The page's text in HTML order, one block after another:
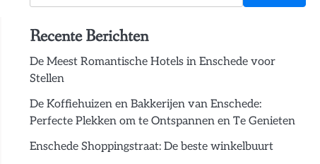
Recente Berichten
De Meest Romantische Hotels in Enschede voor
Stellen
De Koffiehuizen en Bakkerijen van Enschede:
Perfecte Plekken om te Ontspannen en Te Genieten
Enschede Shoppingstraat: De beste winkelbuurt